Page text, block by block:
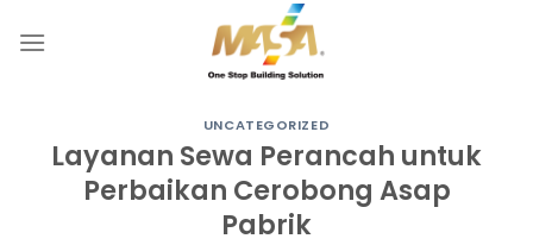
UNCATEGORIZED
Layanan Sewa Perancah untuk
Perbaikan Cerobong Asap
Pabrik